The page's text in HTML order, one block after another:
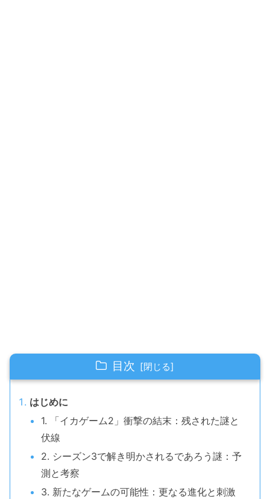
目次
はじめに
1. 「イカゲーム2」衝撃の結末：残された謎と
伏線
2. シーズン3で解き明かされるであろう謎：予
測と考察
3. 新たなゲームの可能性：更なる進化と刺激